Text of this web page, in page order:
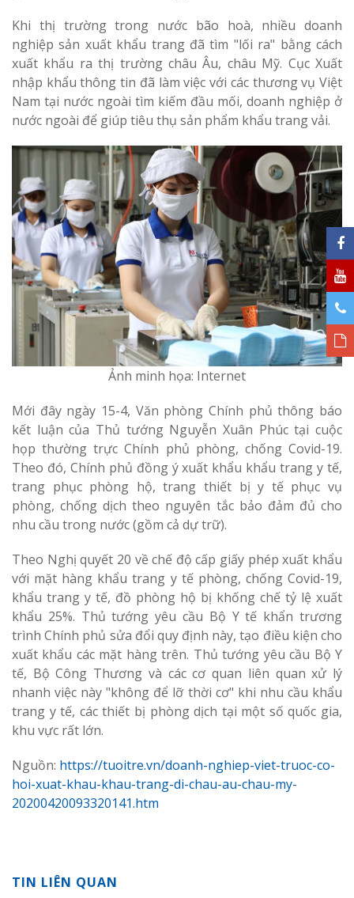
Khi thị trường trong nước bão hoà, nhiều doanh
nghiệp sản xuất khẩu trang đã tìm "lối ra" bằng cách
xuất khẩu ra thị trường châu Âu, châu Mỹ. Cục Xuất
nhập khẩu thông tin đã làm việc với các thương vụ Việt
Nam tại nước ngoài tìm kiếm đầu mối, doanh nghiệp ở
nước ngoài để giúp tiêu thụ sản phẩm khẩu trang vải.
Ảnh minh họa: Internet
Mới đây ngày 15-4, Văn phòng Chính phủ thông báo
kết luận của Thủ tướng Nguyễn Xuân Phúc tại cuộc
họp thường trực Chính phủ phòng, chống Covid-19.
Theo đó, Chính phủ đồng ý xuất khẩu khẩu trang y tế,
trang phục phòng hộ, trang thiết bị y tế phục vụ
phòng, chống dịch theo nguyên tắc bảo đảm đủ cho
nhu cầu trong nước (gồm cả dự trữ).
Theo Nghị quyết 20 về chế độ cấp giấy phép xuất khẩu
với mặt hàng khẩu trang y tế phòng, chống Covid-19,
khẩu trang y tế, đồ phòng hộ bị khống chế tỷ lệ xuất
khẩu 25%. Thủ tướng yêu cầu Bộ Y tế khẩn trương
trình Chính phủ sửa đổi quy định này, tạo điều kiện cho
xuất khẩu các mặt hàng trên. Thủ tướng yêu cầu Bộ Y
tế, Bộ Công Thương và các cơ quan liên quan xử lý
nhanh việc này "không để lỡ thời cơ" khi nhu cầu khẩu
trang y tế, các thiết bị phòng dịch tại một số quốc gia,
khu vực rất lớn.
Nguồn: https://tuoitre.vn/doanh-nghiep-viet-truoc-co-
hoi-xuat-khau-khau-trang-di-chau-au-chau-my-
20200420093320141.htm
TIN LIÊN QUAN